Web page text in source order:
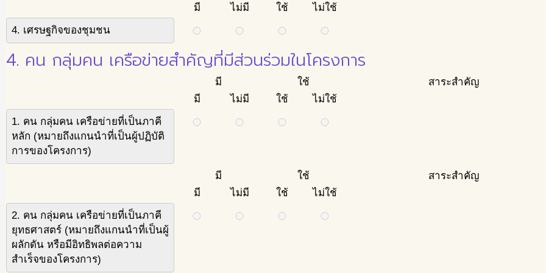
มี
ไม่มี ใช้
ไม่ใช้
4. เศรษฐกิจของชุมชน
4. คน กลุ่มคน เครือข่ายสำคัญที่มีส่วนร่วมในโครงการ
มี ใช้ สาระสำคัญ
มี
ไม่มี ใช้
ไม่ใช้
1. คน กลุ่มคน เครือข่ายที่เป็นภาคี
หลัก (หมายถึงแกนนำที่เป็นผู้ปฏิบัติ
การของโครงการ)
มี ใช้ สาระสำคัญ
มี
ไม่มี ใช้
ไม่ใช้
2. คน กลุ่มคน เครือข่ายที่เป็นภาคี
ยุทธศาสตร์ (หมายถึงแกนนำที่เป็นผู้
ผลักดัน หรือมีอิทธิพลต่อความ
สำเร็จของโครงการ)